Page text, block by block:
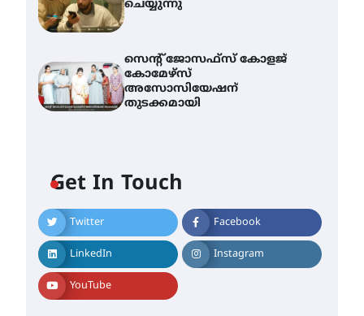
ചെയ്യുന്നു
സെന്റ് ജോസഫ്സ് കോളജ്
കോമേഴ്‌സ്
അസോസിയേഷന്
തുടക്കമായി
Get In Touch
Twitter Facebook
LinkedIn Instagram
YouTube
എം.ജി. യൂണിവേഴ്‌സിറ്റിയിൽ
നിന്ന് ഇംഗ്ളീഷ്
സാഹിത്യത്തിൽ ഡോക്ടറേറ്റ്
നേടിയ എൻ. ആര്യ